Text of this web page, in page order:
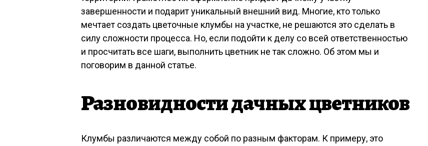
завершенности и подарит уникальный внешний вид. Многие, кто только
мечтает создать цветочные клумбы на участке, не решаются это сделать в
силу сложности процесса. Но, если подойти к делу со всей ответственностью
и просчитать все шаги, выполнить цветник не так сложно. Об этом мы и
поговорим в данной статье.
Разновидности дачных цветников
Клумбы различаются между собой по разным факторам. К примеру, это